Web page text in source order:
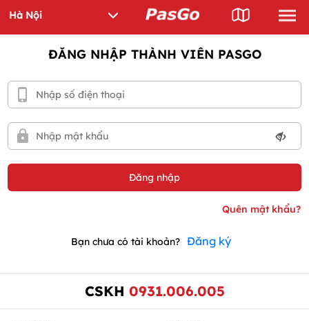
ĐĂNG NHẬP THÀNH VIÊN PASGO
Bạn chưa có tài khoản? Đăng ký
CSKH 0931.006.005